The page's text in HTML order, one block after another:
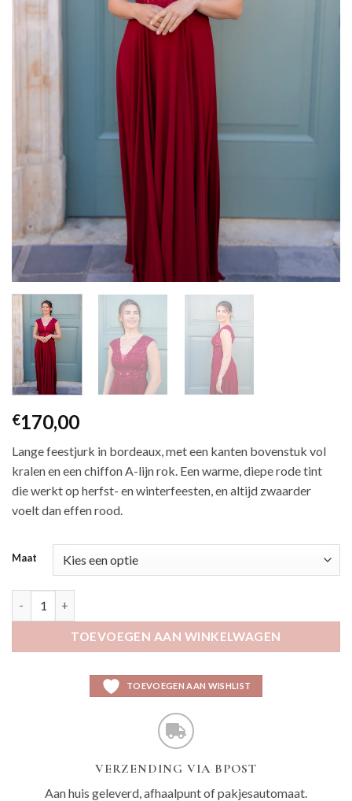
€170,00
Lange feestjurk in bordeaux, met een kanten bovenstuk vol
kralen en een chiffon A-lijn rok. Een warme, diepe rode tint
die werkt op herfst- en winterfeesten, en altijd zwaarder
voelt dan effen rood.
Maat
TOEVOEGEN AAN WINKELWAGEN
TOEVOEGEN AAN WISHLIST
VERZENDING VIA BPOST
Aan huis geleverd, afhaalpunt of pakjesautomaat.